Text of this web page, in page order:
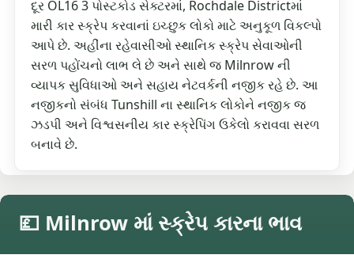
દૂર OL16 3 પોસ્ટકોડ સેક્ટરમાં, Rochdale Districtમાં
મારી કાર સ્ક્રેપ કરવાનાં ઇચ્છુક લોકો માટે અનુકૂળ વિકલ્પો
આપે છે. અહીંના રહેવાસીઓ સ્થાનિક સ્ક્રેપ સેવાઓની
સરળ પહોંચનો લાભ લે છે અને સાથે જ Milnrow ની
વ્યાપક સુવિધાઓ અને સહાય નેટવર્કની નજીક રહે છે. આ
નજીકનો સંબંધ Tunshill ના સ્થાનિક લોકોને નજીક જ
ઝડપી અને વિશ્વસનીય કાર સ્ક્રેપિંગ ઉકેલો કરાવવા સરળ
બનાવે છે.
💷 Milnrow માં સ્ક્રેપ કારના ભાવ